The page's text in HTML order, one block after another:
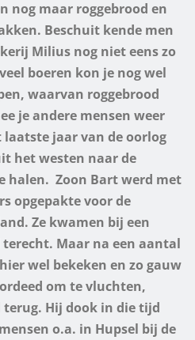
nog maar roggebrood en
Beschuit kende men
Milius nog niet eens zo
boeren kon je nog wel
waarvan roggebrood
je andere mensen weer
jaar van de oorlog
het westen naar de
halen. Zoon Bart werd met
opgepakte voor de
Ze kwamen bij een
Maar na een aantal
wel bekeken en zo gauw
om te vluchten,
terug. Hij dook in die tijd
o.a. in Hupsel bij de